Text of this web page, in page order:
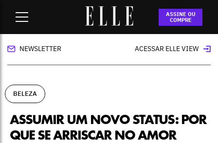
ASSINE OU
COMPRE
Assumir um novo status: por que se arriscar
no amor ainda vale a pena
NEWSLETTER ACESSAR ELLE VIEW
BELEZA
ASSUMIR UM NOVO STATUS: POR
QUE SE ARRISCAR NO AMOR